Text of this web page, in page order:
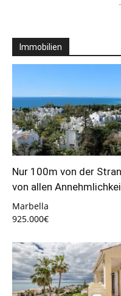
Immobilien
Nur 100m von der
von allen
Marbella
925.000€